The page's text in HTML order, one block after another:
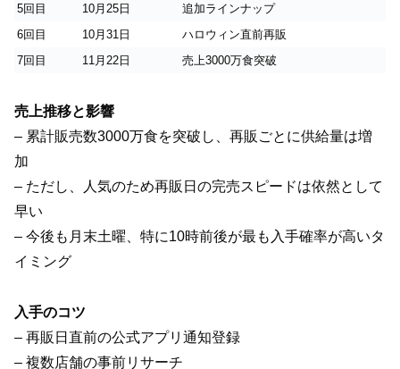
5回目
10月25日
追加ラインナップ
6回目
10月31日
ハロウィン直前再販
7回目
11月22日 売上3000万食突破
売上推移と影響
– 累計販売数3000万食を突破し、再販ごとに供給量は増
加
– ただし、人気のため再販日の完売スピードは依然として
早い
– 今後も月末土曜、特に10時前後が最も入手確率が高いタ
イミング
入手のコツ
– 再販日直前の公式アプリ通知登録
– 複数店舗の事前リサーチ